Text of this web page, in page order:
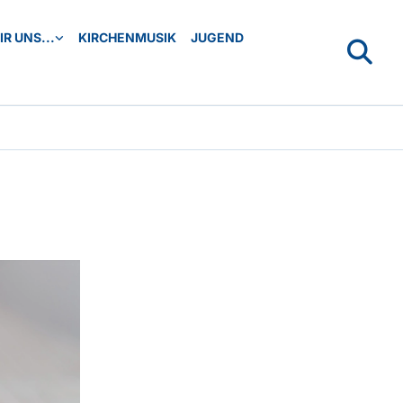
UNS... KIRCHENMUSIK JUGEND